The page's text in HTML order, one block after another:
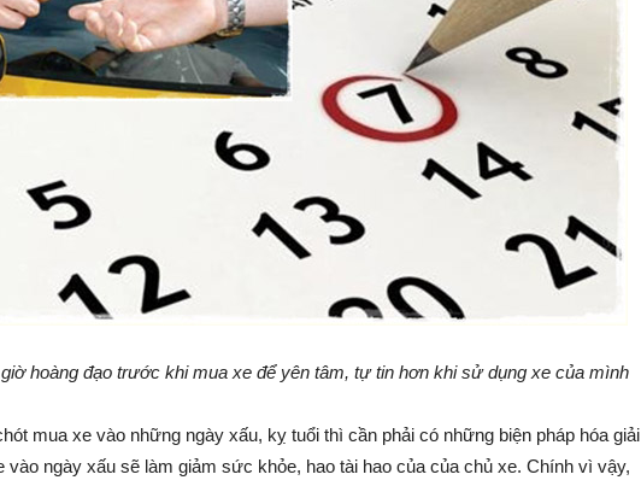
hoàng đạo trước khi mua xe để yên tâm, tự tin hơn khi sử dụng xe của mình
mua xe vào những ngày xấu, kỵ tuổi thì cần phải có những biện pháp hóa giải
vào ngày xấu sẽ làm giảm sức khỏe, hao tài hao của của chủ xe. Chính vì vậy,